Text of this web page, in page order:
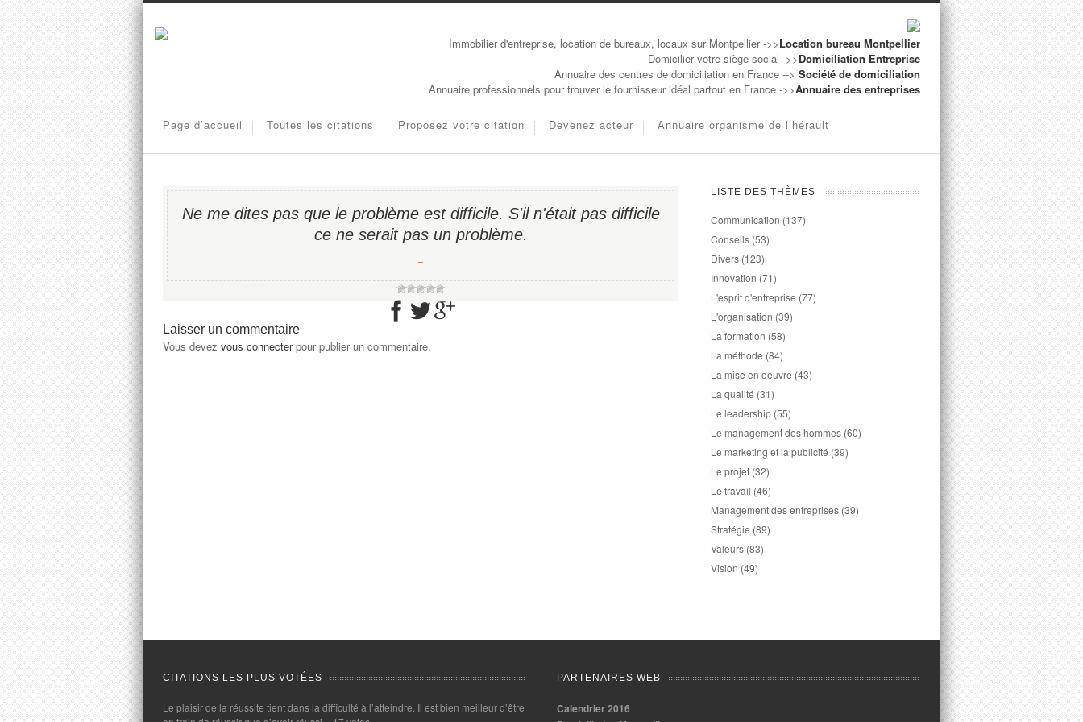
Immobilier d'entreprise, location de bureaux, locaux sur Montpellier ->>Location bureau Montpellier
Domicilier votre siège social ->>Domiciliation Entreprise
Annuaire des centres de domiciliation en France --> Société de domiciliation
Annuaire professionnels pour trouver le fournisseur idéal partout en France ->>Annuaire des entreprises
Page d’accueil Toutes les citations Proposez votre citation Devenez acteur Annuaire organisme de l’hérault
Ne me dites pas que le problème est difficile. S'il n'était pas difficile
ce ne serait pas un problème.
−
Laisser un commentaire
Vous devez vous connecterpour publier un commentaire.
LISTE DES THÈMES
Communication (137)
Conseils (53)
Divers (123)
Innovation (71)
L'esprit d'entreprise (77)
L'organisation (39)
La formation (58)
La méthode (84)
La mise en oeuvre (43)
La qualité (31)
Le leadership (55)
Le management des hommes (60)
Le marketing et la publicité (39)
Le projet (32)
Le travail (46)
Management des entreprises (39)
Stratégie (89)
Valeurs (83)
Vision (49)
CITATIONS LES PLUS VOTÉES
Le plaisir de la réussite tient dans la difficulté à l’atteindre. Il est bien meilleur d’être
PARTENAIRES WEB
Calendrier 2016